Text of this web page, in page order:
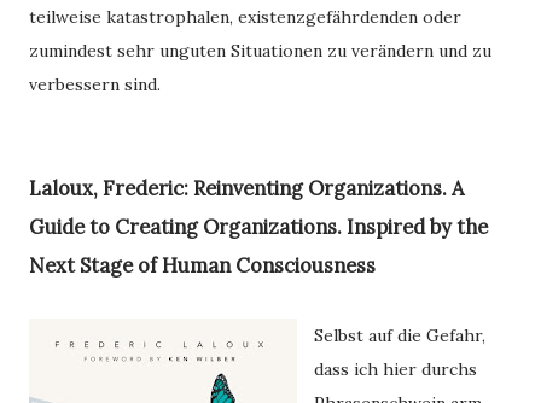
teilweise katastrophalen, existenzgefährdenden oder
zumindest sehr unguten Situationen zu verändern und zu
verbessern sind.
Laloux, Frederic: Reinventing Organizations. A
Guide to Creating Organizations. Inspired by the
Next Stage of Human Consciousness
Selbst auf die Gefahr,
dass ich hier durchs